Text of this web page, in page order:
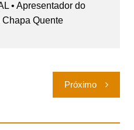
• Apresentador do
Chapa Quente
Próximo